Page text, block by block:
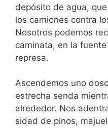
depósito de agua,
los camiones contra
Nosotros podemos
caminata, en la
represa.
Ascendemos uno
estrecha senda
alrededor. Nos
sidad de pinos,